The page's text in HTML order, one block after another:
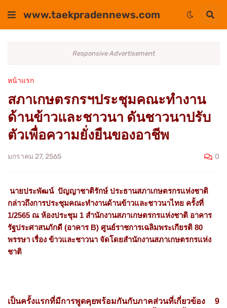
www.taekpradennews.com
Responsive Advertisement
หน้าแรก
สภาเกษตรกรฯประชุมคณะทำงาน
ด้านข้าวและชาวนา ดันชาวนาปรับ
ตัวเพื่อความยั่งยืนของอาชีพ
มกราคม 27, 2565 0
นายประพัฒน์ ปัญญาชาติรักษ์​ ประธานสภาเกษตรกรแห่งชาติ​
กล่าวถึงการประชุมคณะทำงานด้านข้าวและชาวนาไทย ครั้งที่
1/2565 ณ ห้องประชุม 1 สำนักงานสภาเกษตรกรแห่งชาติ อาคาร
รัฐประศาสนภักดี (อาคาร B) ศูนย์ราชการเฉลิมพระเกียรติ 80
พรรษา เรื่อง ข้าวและชาวนา จัดโดยสำนักงานสภาเกษตรกรแห่ง
ชาติ
เป็นครั้งแรกที่มีการพูดคุยพร้อมกันกับภาคส่วนที่เกี่ยวข้อง 9